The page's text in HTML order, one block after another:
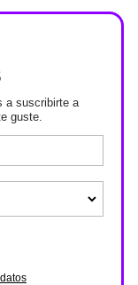
a suscribirte a
guste.